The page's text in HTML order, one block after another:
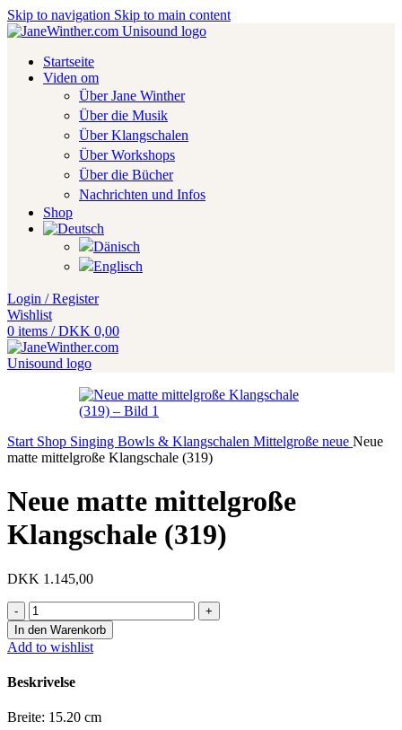
Skip to navigation Skip to main content
Startseite
Viden om
Über Jane Winther
Über die Musik
Über Klangschalen
Über Workshops
Über die Bücher
Nachrichten und Infos
Shop
Login / Register
Wishlist
0 items / DKK 0,00
Start Shop Singing Bowls & Klangschalen Mittelgroße neue Neue
matte mittelgroße Klangschale (319)
Neue matte mittelgroße
Klangschale (319)
DKK 1.145,00
Neue
matte
mittelgroße
Klangschale
(319)
Menge
In den Warenkorb
Add to wishlist
Beskrivelse
Breite: 15.20 cm